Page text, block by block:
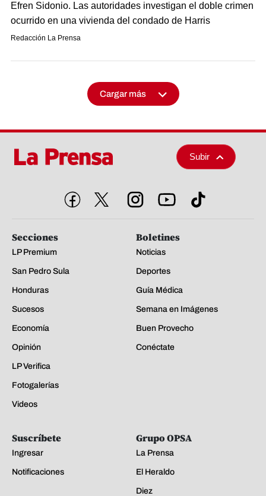
Efren Sidonio. Las autoridades investigan el doble crimen
ocurrido en una vivienda del condado de Harris
Redacción La Prensa
Cargar más
Subir
Secciones
LP Premium
San Pedro Sula
Honduras
Sucesos
Economía
Opinión
LP Verifica
Fotogalerías
Videos
Boletines
Noticias
Deportes
Guía Médica
Semana en Imágenes
Buen Provecho
Conéctate
Suscríbete
Ingresar
Notificaciones
Grupo OPSA
La Prensa
El Heraldo
Diez